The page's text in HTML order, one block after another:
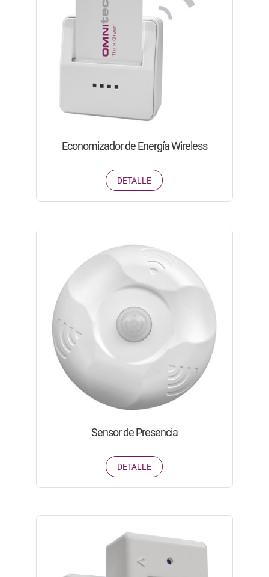
Economizador de Energía Wireless
DETALLE
Sensor de Presencia
DETALLE